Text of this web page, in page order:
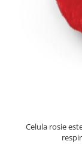
Celula rosie